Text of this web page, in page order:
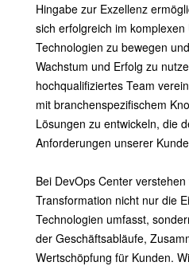
Hingabe zur Exzellenz
sich erfolgreich im
Technologien zu bewegen
Wachstum und Erfolg zu
hochqualifiziertes Team
mit branchenspezifischem
Lösungen zu entwickeln, die
Anforderungen unserer
Bei DevOps Center
Transformation nicht nur die
Technologien umfasst,
der Geschäftsabläufe,
Wertschöpfung für Kunden.